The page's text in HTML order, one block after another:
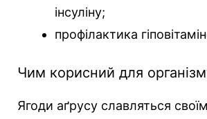
інсуліну;
профілактика
Чим корисний для
Ягоди аґрусу славляться